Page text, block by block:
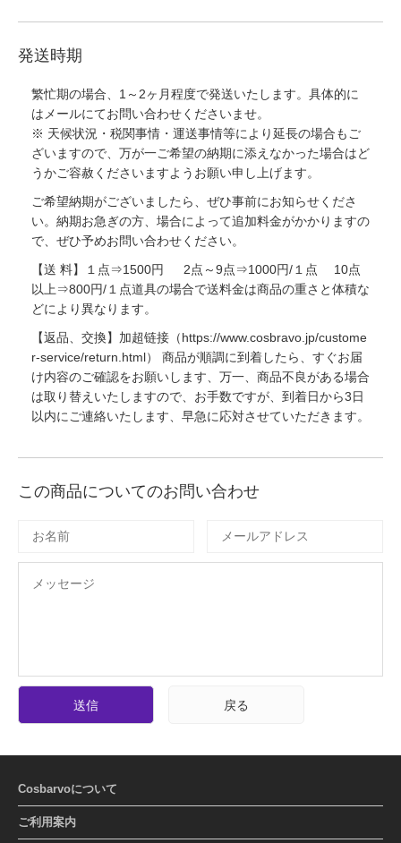
発送時期
繁忙期の場合、1～2ヶ月程度で発送いたします。具体的に
はメールにてお問い合わせくださいませ。
※ 天候状況・税関事情・運送事情等により延長の場合もご
ざいますので、万が一ご希望の納期に添えなかった場合はど
うかご容赦くださいますようお願い申し上げます。
ご希望納期がございましたら、ぜひ事前にお知らせくださ
い。納期お急ぎの方、場合によって追加料金がかかりますの
で、ぜひ予めお問い合わせください。
【送 料】１点⇒1500円 2点～9点⇒1000円/１点 10点
以上⇒800円/１点道具の場合で送料金は商品の重さと体積な
どにより異なります。
【返品、交換】加超链接（https://www.cosbravo.jp/custome
r-service/return.html） 商品が順調に到着したら、すぐお届
け内容のご確認をお願いします、万一、商品不良がある場合
は取り替えいたしますので、お手数ですが、到着日から3日
以内にご連絡いたします、早急に応対させていただきます。
この商品についてのお問い合わせ
送信 戻る
Cosbarvoについて
ご利用案内